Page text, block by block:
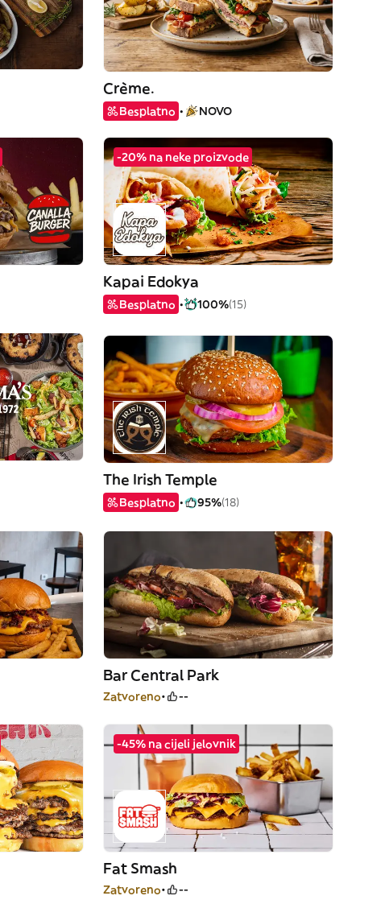
Crème.
Besplatno NOVO
-20% na neke proizvode
Kapai Edokya
Besplatno 100%(15)
The Irish Temple
Besplatno 95%(18)
Bar Central Park
Zatvoreno --
-45% na cijeli jelovnik
Fat Smash
Zatvoreno --